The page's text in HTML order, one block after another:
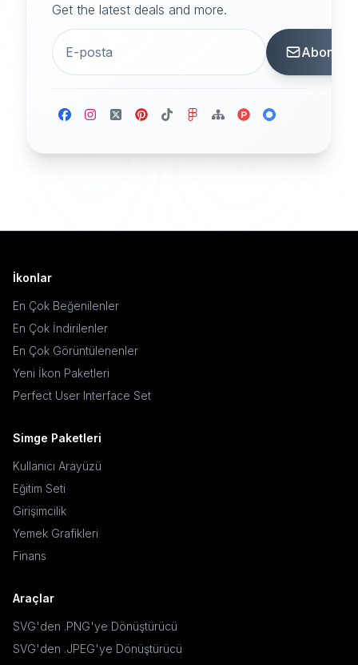
Get the latest deals and more.
Abone
İkonlar
En Çok Beğenilenler
En Çok İndirilenler
En Çok Görüntülenenler
Yeni İkon Paketleri
Perfect User Interface Set
Simge Paketleri
Kullanıcı Arayüzü
Eğitim Seti
Girişimcilik
Yemek Grafikleri
Finans
Araçlar
SVG'den .PNG'ye Dönüştürücü
SVG'den .JPEG'ye Dönüştürücü